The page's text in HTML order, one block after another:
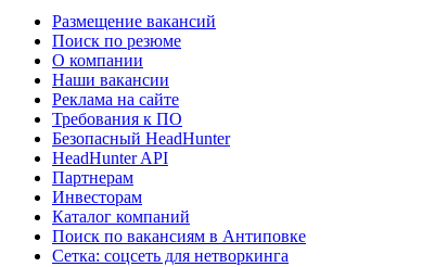
Размещение вакансий
Поиск по резюме
О компании
Наши вакансии
Реклама на сайте
Требования к ПО
Безопасный HeadHunter
HeadHunter API
Партнерам
Инвесторам
Каталог компаний
Поиск по вакансиям в Антиповке
Сетка: соцсеть для нетворкинга